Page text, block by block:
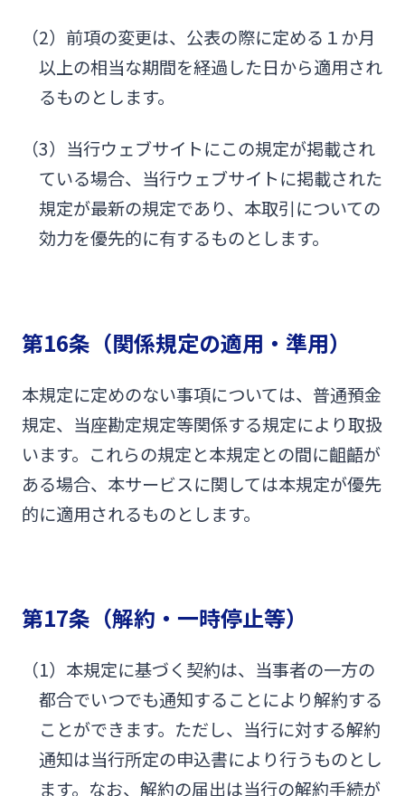
（2）前項の変更は、公表の際に定める１か月
以上の相当な期間を経過した日から適用され
るものとします。
（3）当行ウェブサイトにこの規定が掲載され
ている場合、当行ウェブサイトに掲載された
規定が最新の規定であり、本取引についての
効力を優先的に有するものとします。
第16条（関係規定の適用・準用）
本規定に定めのない事項については、普通預金
規定、当座勘定規定等関係する規定により取扱
います。これらの規定と本規定との間に齟齬が
ある場合、本サービスに関しては本規定が優先
的に適用されるものとします。
第17条（解約・一時停止等）
（1）本規定に基づく契約は、当事者の一方の
都合でいつでも通知することにより解約する
ことができます。ただし、当行に対する解約
通知は当行所定の申込書により行うものとし
ます。なお、解約の届出は当行の解約手続が